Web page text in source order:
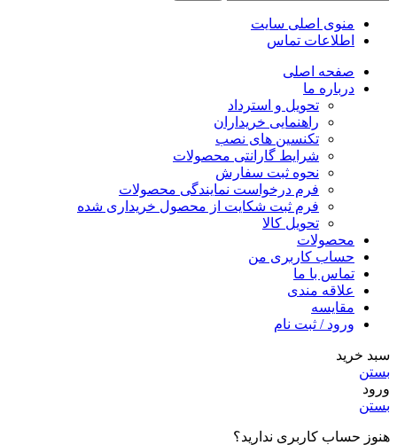
منوی اصلی سایت
اطلاعات تماس
صفحه اصلی
درباره ما
تحویل و استرداد
راهنمایی خریداران
تکنسین های نصب
شرایط گارانتی محصولات
نحوه ثبت سفارش
فرم درخواست نمایندگی محصولات
فرم ثبت شکایت از محصول خریداری شده
تحویل کالا
محصولات
حساب کاربری من
تماس با ما
علاقه مندی
مقایسه
ورود / ثبت نام
سبد خرید
بستن
ورود
بستن
هنوز حساب کاربری ندارید؟